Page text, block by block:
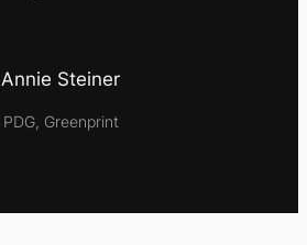
Annie Steiner
PDG, Greenprint